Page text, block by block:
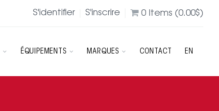
S'identifier S'inscrire 0 Items (0.00$)
ÉQUIPEMENTS MARQUES CONTACT EN